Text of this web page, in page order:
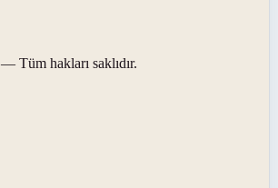
— Tüm hakları saklıdır.